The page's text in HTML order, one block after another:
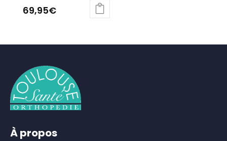
69,95€
a
variations.
Les
options
peuvent
être
sur
À propos